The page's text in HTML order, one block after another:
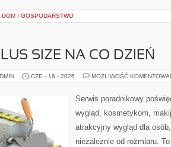
DOM I GOSPODARSTWO
SIZE NA CO DZIEŃ
CZE - 16 - 2026 MOŻLIWOŚĆ
Serwis poradnikowy
wygląd, kosmetykom,
atrakcyjny wygląd dla
niezależnie od rozmiaru.